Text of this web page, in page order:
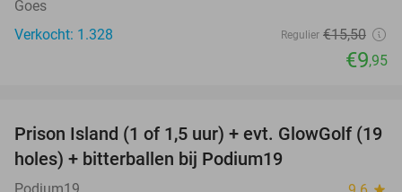
Goes
Verkocht: 1.328
Regulier €15,50
€9,95
36%
Prison Island (1 of 1,5 uur) + evt. GlowGolf (19
holes) + bitterballen bij Podium19